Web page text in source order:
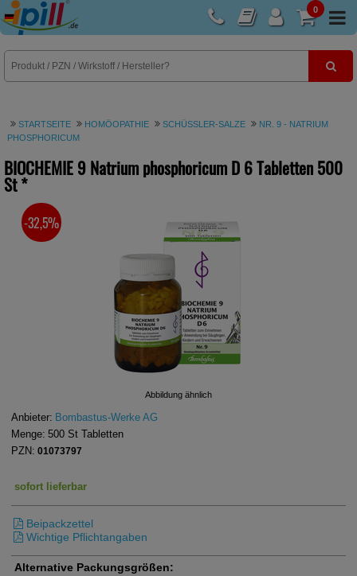
0
E-Rezept
STARTSEITE HOMÖOPATHIE SCHÜSSLER-SALZE
NR. 9 - NATRIUM
PHOSPHORICUM
BIOCHEMIE 9 Natrium phosphoricum D 6 Tabletten500
St*
Abbildung ähnlich
SIE SPAREN
-32,5%
Anbieter: Bombastus-Werke AG
Menge: 500 St Tabletten
PZN: 01073797
sofort lieferbar
Beipackzettel
Wichtige Pflichtangaben
Alternative Packungsgrößen: